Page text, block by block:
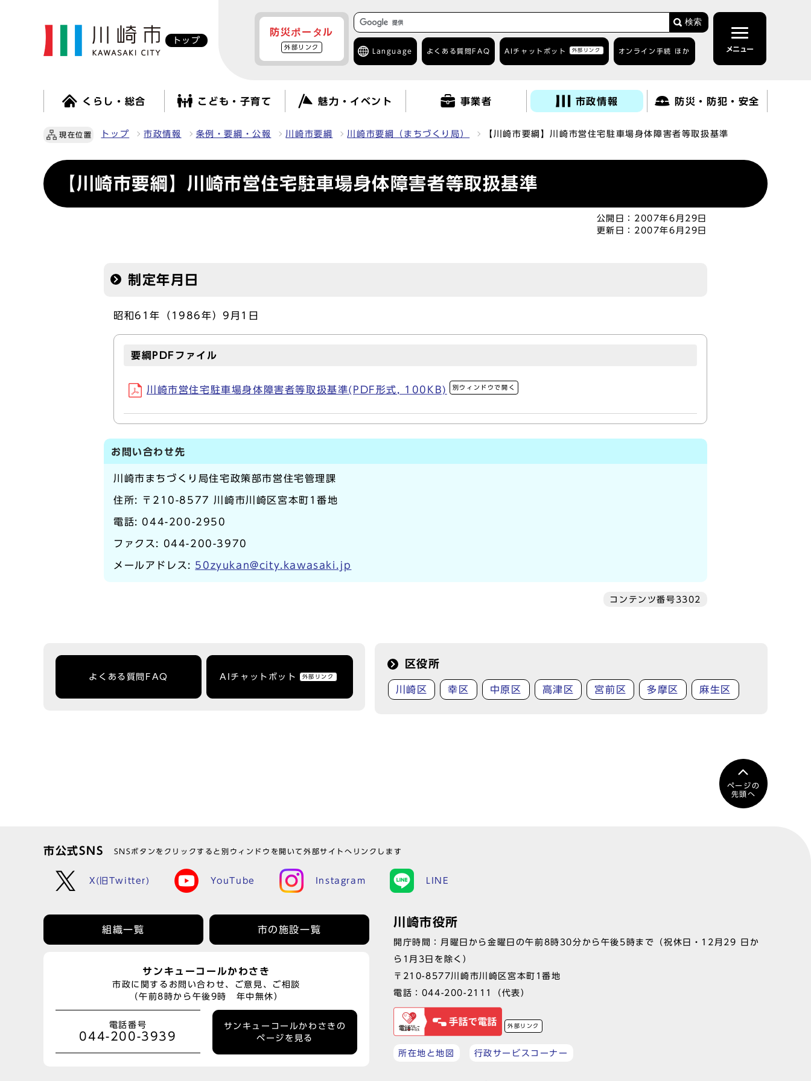
トップ
防災ポータル
外部リンク
検索
Language よくある質問 FAQ AIチャットボット 外部リンク オンライン手続 ほか メニュー
くらし・総合 こども・子育て 魅力・イベント 事業者 市政情報 防災・防犯・安全
現在位置 トップ 市政情報 条例・要綱・公報 川崎市要綱 川崎市要綱（まちづくり局） 【川崎市要綱】川崎市営住宅駐車場身体障害者等取扱基準
【川崎市要綱】川崎市営住宅駐車場身体障害者等取扱基準
公開日： 2007年6月29日
更新日： 2007年6月29日
制定年月日
昭和61年（1986年）9月1日
要綱PDFファイル
川崎市営住宅駐車場身体障害者等取扱基準(PDF形式, 100KB) 別ウィンドウで開く
お問い合わせ先
川崎市まちづくり局住宅政策部市営住宅管理課
住所: 〒210-8577 川崎市川崎区宮本町1番地
電話: 044-200-2950
ファクス: 044-200-3970
メールアドレス: 50zyukan@city.kawasaki.jp
コンテンツ番号3302
よくある質問FAQ AIチャットボット 外部リンク
区役所
川崎区 幸区 中原区 高津区 宮前区 多摩区 麻生区
ページの
先頭へ
市公式SNS SNSボタンをクリックすると別ウィンドウを開いて外部サイトへリンクします
X(旧Twitter) YouTube Instagram LINE
組織一覧 市の施設一覧
サンキューコールかわさき
市政に関するお問い合わせ、ご意見、ご相談
（午前8時から午後9時 年中無休）
電話番号
044-200-3939
サンキューコールかわさきの
ページを見る
川崎市役所
開庁時間：月曜日から金曜日の午前8時30分から午後5時まで（祝休日・12月29 日か
ら1月3日を除く）
〒210-8577川崎市川崎区宮本町1番地
電話： 044-200-2111 （代表）
外部リンク
所在地と地図 行政サービスコーナー